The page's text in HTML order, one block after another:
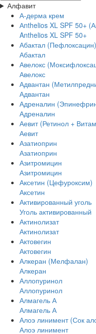
Алфавит
А-дерма крем
Аnthelios XL SPF 50+
Anthelios XL SPF 50+
Абактал (Пефлоксацин)
Абактал
Авелокс
Авелокс
Адвантан
Адвантан
Адреналин
Адреналин
Аевит (Ретинол +
Аевит
Азатиоприн
Азатиоприн
Азитромицин
Азитромицин
Аксетин (Цефуроксим)
Аксетин
Активированный уголь
Уголь активированный
Актинолизат
Актинолизат
Актовегин
Актовегин
Алкеран (Мелфалан)
Алкеран
Аллопуринол
Аллопуринол
Алмагель А
Алмагель А
Алоэ линимент (Сок
Алоэ линимент